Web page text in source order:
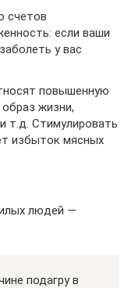
счетов
если ваши
у вас
повышенную
жизни,
т.д. Стимулировать
избыток мясных
людей —
подагру в